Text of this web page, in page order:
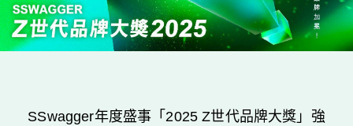
聯絡我們
SSwagger年度盛事「2025 Z世代品牌大獎」強